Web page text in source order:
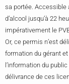
sa portée.
d’alcool jusqu’à 22
impérativement le
Or, ce permis n’est
formation du gérant
l’information du
délivrance de ces